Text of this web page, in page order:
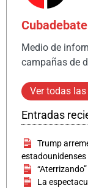
Cubadebate
Medio de
campañas de
Ver todas
Entradas
Trump
estadounidenses
La